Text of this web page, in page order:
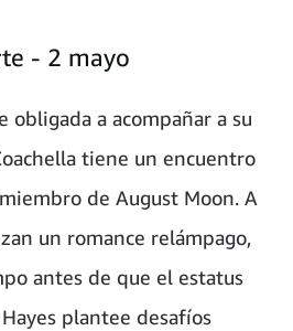
- 2 mayo
obligada a acompañar a su
tiene un encuentro
de August Moon. A
un romance relámpago,
antes de que el estatus
plantee desafíos